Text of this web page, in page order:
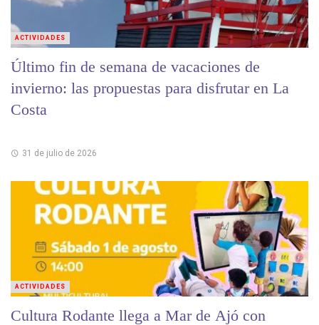
Último fin de semana de vacaciones de
invierno: las propuestas para disfrutar en La
Costa
31 de julio de 2026
ACTIVIDADES
Cultura Rodante llega a Mar de Ajó con
ACTIVIDADES